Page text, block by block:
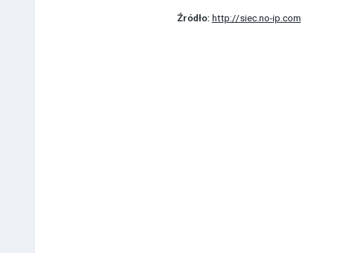
Źródło: http://siec.no-ip.com